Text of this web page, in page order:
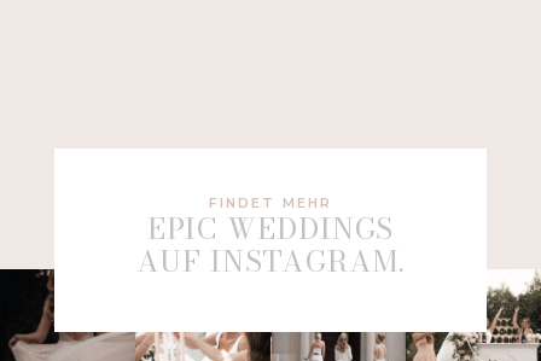
FINDET MEHR
EPIC WEDDINGS
AUF INSTAGRAM.